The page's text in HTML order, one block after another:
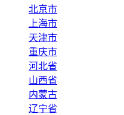
北京市
上海市
天津市
重庆市
河北省
山西省
内蒙古
辽宁省